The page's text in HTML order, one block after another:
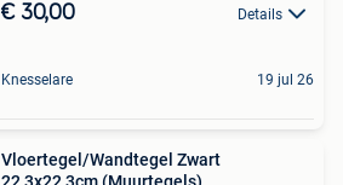
€ 30,00 Details
Knesselare 19 jul 26
Vloertegel/Wandtegel Zwart